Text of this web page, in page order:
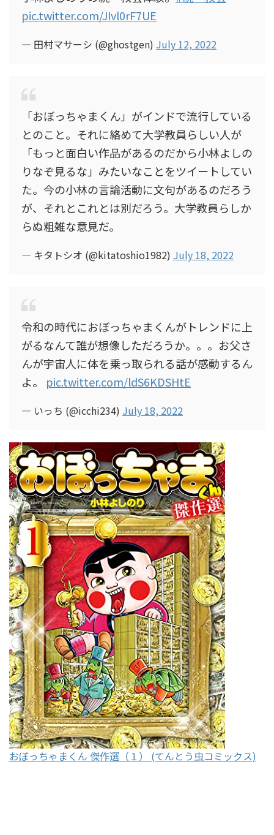
pic.twitter.com/JIvl0rF7UE
— 田村マサーシ (@ghostgen) July 12, 2022
「おぼっちゃまくん」がインドで流行している
とのこと。それに絡めて大学教員らしい人が
「もっと面白い作品があるのだから小林よしの
りなぞ見るな」みたいなことをツイートしてい
た。今の小林の言論活動に文句があるのだろう
が、それとこれとは別だろう。大学教員らしか
らぬ粗雑な意見だ。
— キタトシオ (@kitatoshio1982) July 18, 2022
令和の時代におぼっちゃまくんがトレンドに上
がるなんて誰が想像しただろうか。。。お父さ
んが宇宙人に体を乗っ取られる話が感動するん
よ。 pic.twitter.com/ldS6KDSHtE
— いっち (@icchi234) July 18, 2022
おぼっちゃまくん 傑作選（１） (てんとう虫コミックス)